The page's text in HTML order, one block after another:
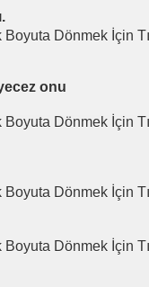
Dönmek İçin
onu
Dönmek İçin
Dönmek İçin
Dönmek İçin